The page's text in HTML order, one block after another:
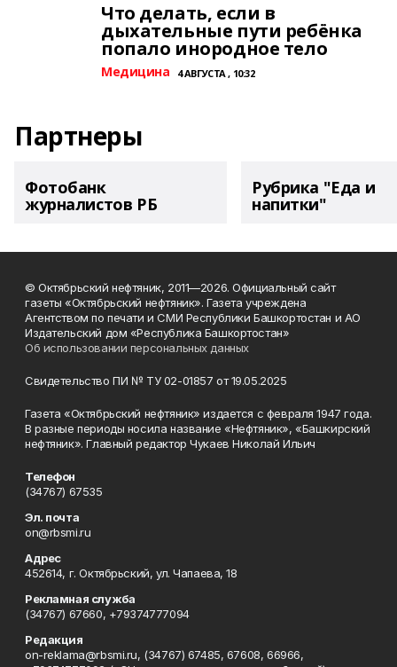
Что делать, если в
дыхательные пути ребёнка
попало инородное тело
Медицина 4 АВГУСТА , 10:32
Партнеры
Фотобанк
журналистов РБ
Рубрика "Еда и
напитки"
© Октябрьский нефтяник, 2011—2026. Официальный сайт
газеты «Октябрьский нефтяник». Газета учреждена
Агентством по печати и СМИ Республики Башкортостан и АО
Издательский дом «Республика Башкортостан»
Об использовании персональных данных
Свидетельство ПИ № ТУ 02-01857 от 19.05.2025
Газета «Октябрьский нефтяник» издается с февраля 1947 года.
В разные периоды носила название «Нефтяник», «Башкирский
нефтяник». Главный редактор Чукаев Николай Ильич
Телефон
(34767) 67535
Эл. почта
on@rbsmi.ru
Адрес
452614, г. Октябрьский, ул. Чапаева, 18
Рекламная служба
(34767) 67660, +79374777094
Редакция
on-reklama@rbsmi.ru, (34767) 67485, 67608, 66966,